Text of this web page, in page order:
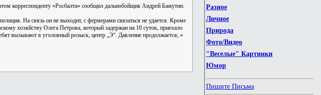
Разное
Личное
Природа
Фото/Видео
"Веселые" Картинки
Юмор
Пишите Письма
корреспонденту «Росбалта» сообщил дальнобойщик Андрей Бажутин.
На связь он не выходит, с фермерами связаться не удается. Кроме
хозяйству Олега Петрова, который задержан на 10 суток, приехало
вызывают в уголовный розыск, центр „Э“. Давление продолжается, »